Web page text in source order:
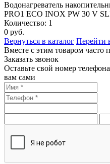
Водонагреватель
PRO1 ECO INOX PW 30 V
Количество: 1
0 руб.
Вернуться в каталог Перейти
Вместе с этим товаром часто
Заказать звонок
Оставьте свой номер
вам сами